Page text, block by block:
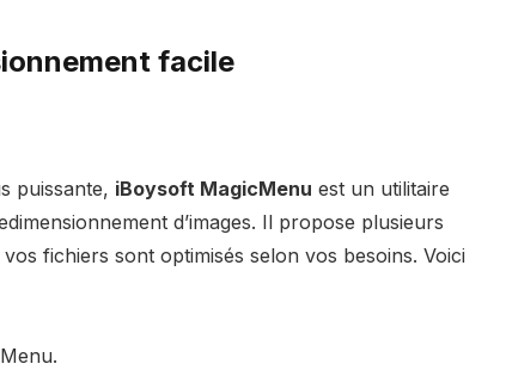
facile
puissante, iBoysoft MagicMenu est un utilitaire
d’images. Il propose plusieurs
fichiers sont optimisés selon vos besoins. Voici